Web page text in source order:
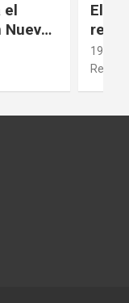
el
El
19 de